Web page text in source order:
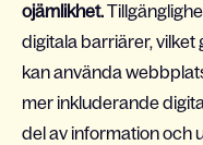
ojämlikhet.
digitala barriärer,
kan använda
mer inkluderande
del av information och